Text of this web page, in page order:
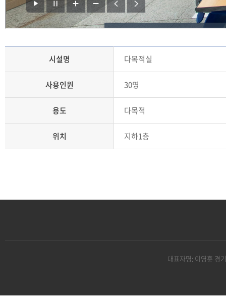
시설명 다목적실
사용인원 30명
용도 다목적
위치 지하1층
대표자명: 이영훈 경